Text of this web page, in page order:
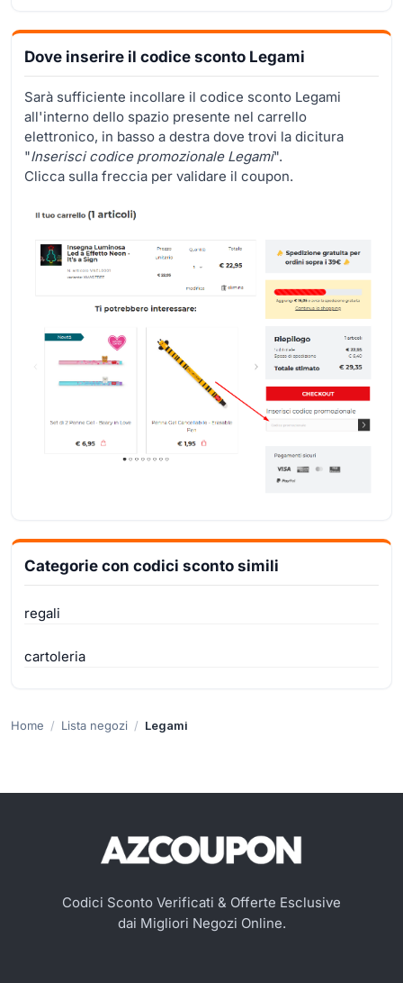
Dove inserire il codice sconto Legami
Sarà sufficiente incollare il codice sconto Legami
all'interno dello spazio presente nel carrello
elettronico, in basso a destra dove trovi la dicitura
"Inserisci codice promozionale Legami".
Clicca sulla freccia per validare il coupon.
Categorie con codici sconto simili
regali
cartoleria
Home Lista negozi Legami
Codici Sconto Verificati & Offerte Esclusive
dai Migliori Negozi Online.